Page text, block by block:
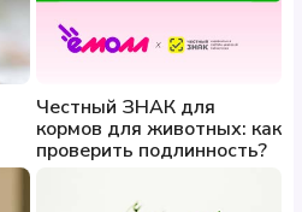
Честный ЗНАК для
кормов для животных: как
проверить подлинность?